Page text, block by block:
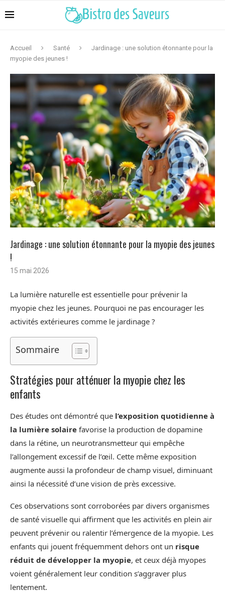
Accueil Santé
Jardinage : une solution étonnante pour la
myopie des jeunes !
Jardinage : une solution étonnante pour la myopie des jeunes
!
15 mai 2026
La lumière naturelle est essentielle pour prévenir la
myopie chez les jeunes. Pourquoi ne pas encourager les
activités extérieures comme le jardinage ?
Sommaire
Stratégies pour atténuer la myopie chez les
enfants
Des études ont démontré que l’exposition quotidienne à
la lumière solaire favorise la production de dopamine
dans la rétine, un neurotransmetteur qui empêche
l’allongement excessif de l’œil. Cette même exposition
augmente aussi la profondeur de champ visuel, diminuant
ainsi la nécessité d’une vision de près excessive.
Ces observations sont corroborées par divers organismes
de santé visuelle qui affirment que les activités en plein air
peuvent prévenir ou ralentir l’émergence de la myopie. Les
enfants qui jouent fréquemment dehors ont un risque
réduit de développer la myopie, et ceux déjà myopes
voient généralement leur condition s’aggraver plus
lentement.